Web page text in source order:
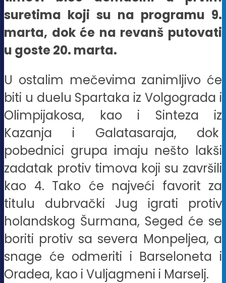
suretima koji su na programu 9.
marta, dok će na revanš putovati
u goste 20. marta.
U ostalim mečevima zanimljivo će
biti u duelu Spartaka iz Volgograda i
Olimpijakosa, kao i Sinteza iz
Kazanja i Galatasaraja, dok
pobednici grupa imaju nešto lakši
zadatak protiv timova koji su završili
kao 4. Tako će najveći favorit za
titulu dubrvački Jug igrati protiv
holandskog Šurmana, Seged će se
boriti protiv sa severa Monpeljea, a
snage će odmeriti i Barseloneta i
Oradea, kao i Vuljagmeni i Marselj.